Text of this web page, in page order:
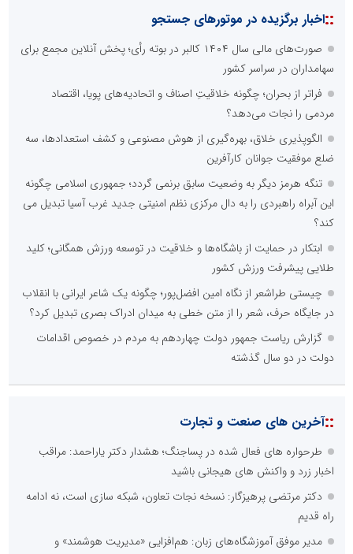
::اخبار برگزیده در موتورهای جستجو
صورت‌های مالی سال ۱۴۰۴ کالبر در بوته رأی؛ پخش آنلاین مجمع برای
سهامداران در سراسر کشور
فراتر از بحران؛ چگونه خلاقیتِ اصناف و اتحادیه‌های پویا، اقتصاد
مردمی را نجات می‌دهد؟
الگوپذیری خلاق، بهره‌گیری از هوش مصنوعی و کشف استعدادها، سه
ضلع موفقیت جوانان کارآفرین
تنگه هرمز دیگر به وضعیت سابق برنمی گردد؛ جمهوری اسلامی چگونه
این آبراه راهبردی را به دال مرکزی نظم امنیتی جدید غرب آسیا تبدیل می
کند؟
ابتکار در حمایت از باشگاه‌ها و خلاقیت در توسعه ورزش همگانی؛ کلید
طلایی پیشرفت ورزش کشور
چیستی طراشعر از نگاه امین افضل‌پور؛ چگونه یک شاعر ایرانی با انقلاب
در جایگاه حرف، شعر را از متن خطی به میدان ادراک بصری تبدیل کرد؟
گزارش ریاست جمهور دولت چهاردهم به مردم در خصوص اقدامات
دولت در دو سال گذشته
::آخرین های صنعت و تجارت
طرحواره های فعال شده در پساجنگ؛ هشدار دکتر یاراحمد: مراقب
اخبار زرد و واکنش های هیجانی باشید
دکتر مرتضی پرهیزگار: نسخه نجات تعاون، شبکه سازی است، نه ادامه
راه قدیم
مدیر موفق آموزشگاه‌های زبان: هم‌افزایی «مدیریت هوشمند» و